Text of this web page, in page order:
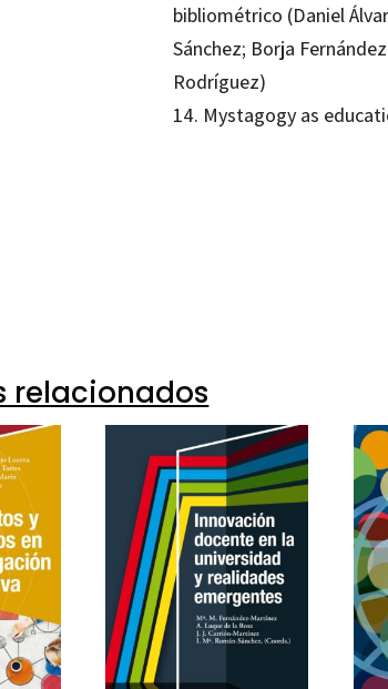
bibliométrico (Daniel
Sánchez; Borja
Rodríguez)
14. Mystagogy as
relacionados